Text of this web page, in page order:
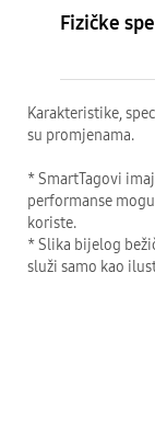
Fizičke
Karakteristike,
su promjenama.
* SmartTagovi
performanse
koriste.
* Slika bijelog
služi samo kao